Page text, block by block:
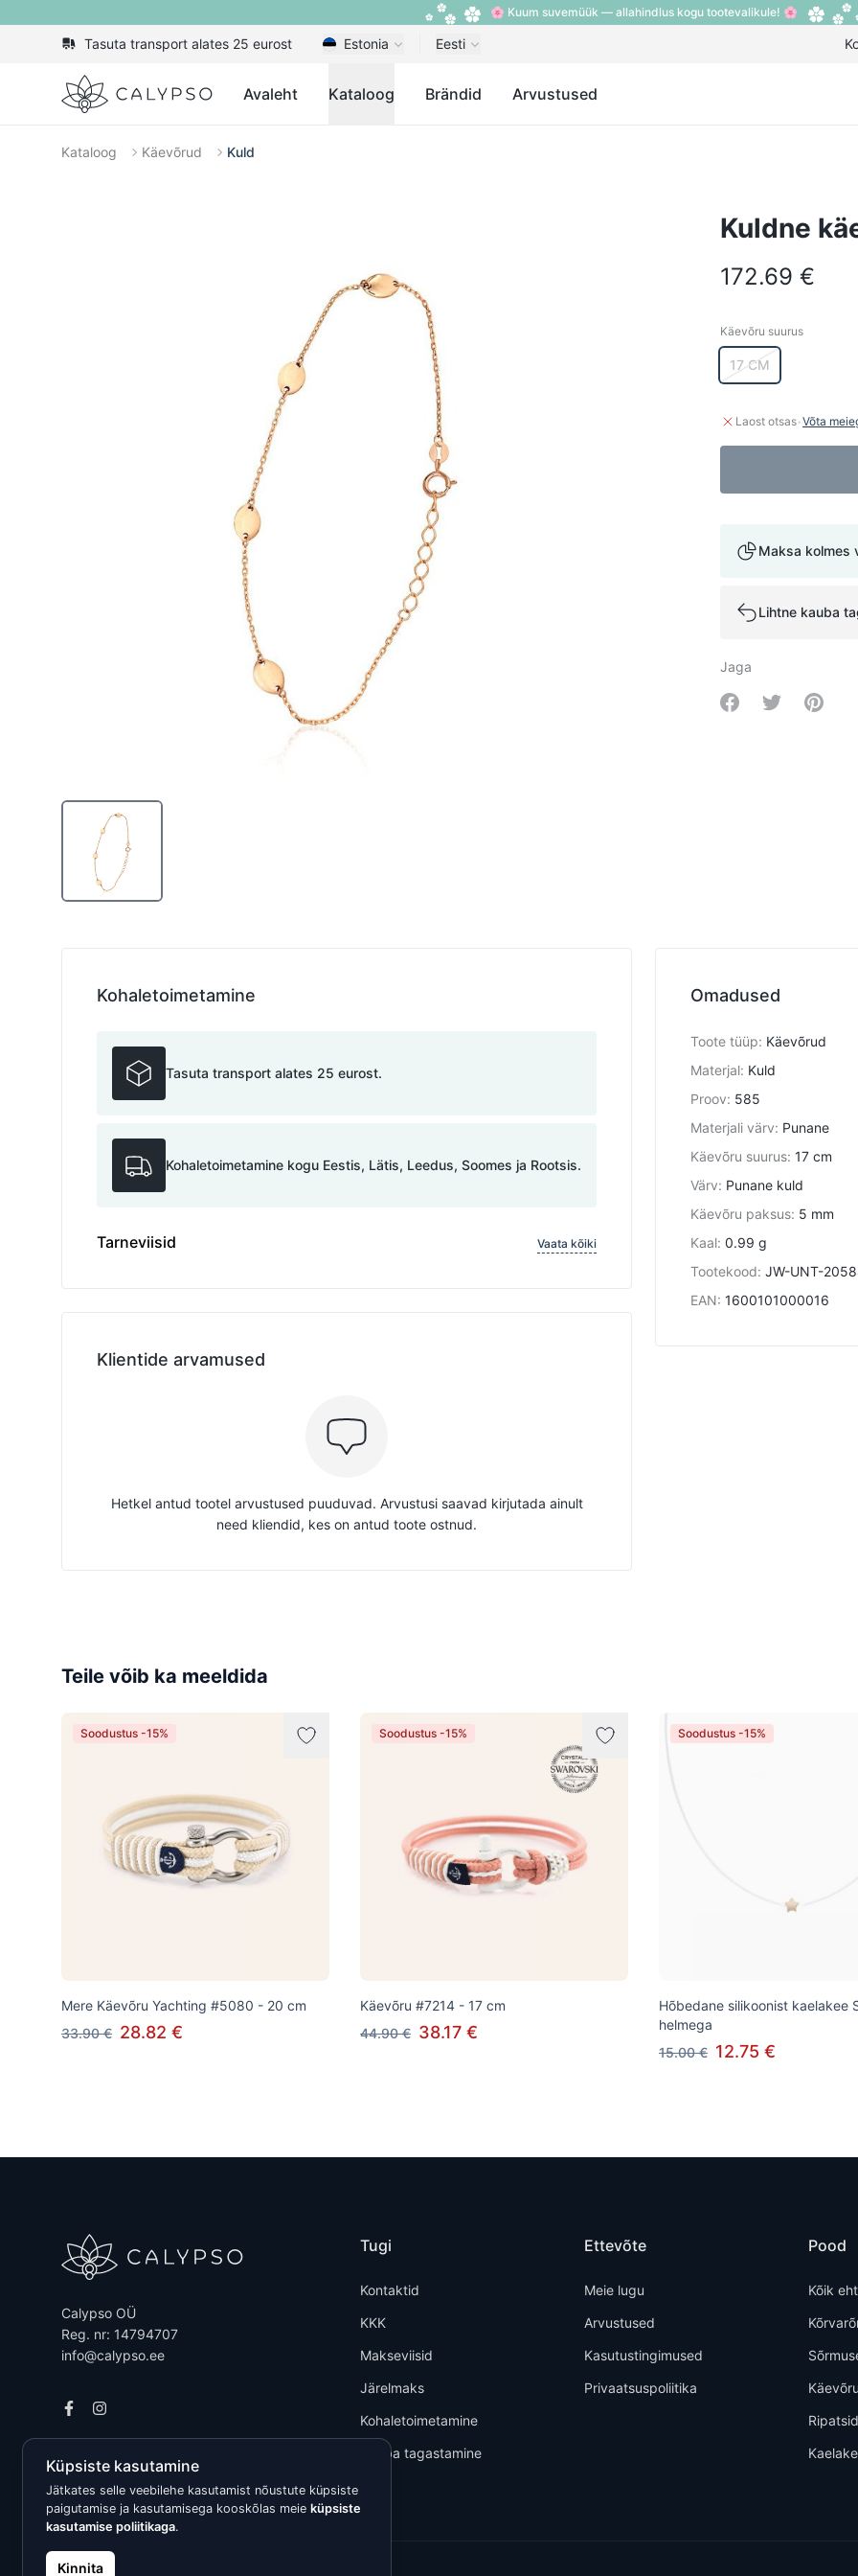
🌸 Kuum suvemüük — allahindlus kogu tootevalikule! 🌸
Tasuta transport alates 25 eurost Estonia Eesti
Calypso Avaleht Kataloog Brändid Arvustused
Kataloog Käevõrud Kuld
Kuldne
172.69 €
Käevõru suurus
Käevõru suurus
17 CM
Laost otsas·Võta
Maksa kolmes
Lihtne kauba
Jaga
Share onShare on
Omadused
Toote tüüp: Käevõrud
Materjal: Kuld
Proov: 585
Materjali värv: Punane
Käevõru suurus: 17 cm
Värv: Punane kuld
Käevõru paksus: 5 mm
Kaal: 0.99 g
Tootekood: JW-UNT-
EAN: 1600101000016
Kohaletoimetamine
Tasuta transport alates 25 eurost.
Kohaletoimetamine kogu Eestis, Lätis, Leedus, Soomes ja Rootsis.
Tarneviisid Vaata kõiki
Klientide arvamused
Hetkel antud tootel arvustused puuduvad. Arvustusi saavad kirjutada ainult
need kliendid, kes on antud toote ostnud.
Teile võib ka meeldida
Soodustus -15%
Mere Käevõru Yachting #5080 - 20 cm
33.90 € 28.82 €
Soodustus -15%
Käevõru #7214 - 17 cm
44.90 € 38.17 €
Soodustus -15%
Hõbedane silikoonist kaelakee
helmega
15.00 € 12.75 €
Calypso OÜ
Reg. nr: 14794707
info@calypso.ee
Tugi
Kontaktid
KKK
Makseviisid
Järelmaks
Kohaletoimetamine
Kauba tagastamine
Ettevõte
Meie lugu
Arvustused
Kasutustingimused
Privaatsuspoliitika
Pood
Kõik
Ripatsid
Küpsiste kasutamine
Jätkates selle veebilehe kasutamist nõustute küpsiste
paigutamise ja kasutamisega kooskõlas meie küpsiste
kasutamise poliitikaga.
Kinnita